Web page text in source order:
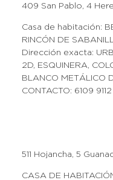
409 San Pablo, 4
Casa de habitación:
RINCÓN DE
Dirección exacta:
2D, ESQUINERA,
BLANCO METÁLICO
CONTACTO: 6109 9112
511 Hojancha, 5
CASA DE